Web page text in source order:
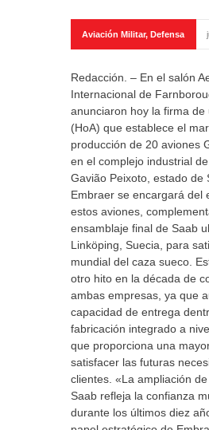
Aviación Militar, Defensa
Redacción. – En el salón
Internacional de
anunciaron hoy la firma de
(HoA) que establece el
producción de 20 aviones
en el complejo industrial
Gavião Peixoto, estado de
Embraer se encargará del
estos aviones,
ensamblaje final de Saab
Linköping, Suecia, para
mundial del caza sueco.
otro hito en la década de
ambas empresas, ya que
capacidad de entrega
fabricación integrado a
que proporciona una
satisfacer las futuras
clientes. «La ampliación
Saab refleja la confianza
durante los últimos diez